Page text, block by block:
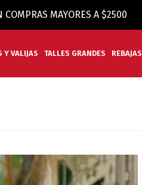
COMPRAS MAYORES A $2500
Y VALIJAS TALLES GRANDES REBAJAS